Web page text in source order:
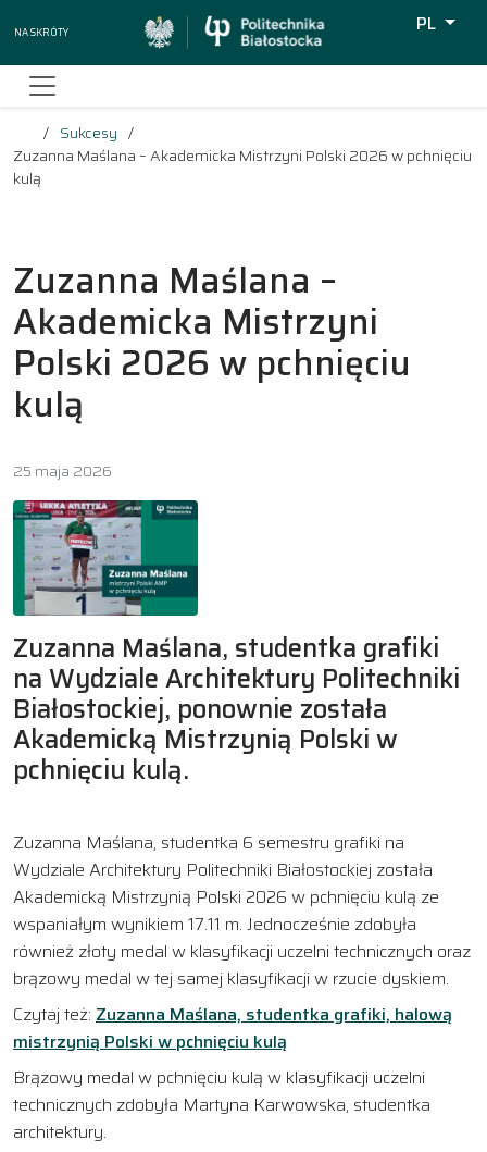
Na skróty
PL
Sukcesy
Zuzanna Maślana – Akademicka Mistrzyni Polski 2026 w pchnięciu
kulą
Zuzanna Maślana –
Akademicka Mistrzyni
Polski 2026 w pchnięciu
kulą
25 maja 2026
Zuzanna Maślana, studentka grafiki
na Wydziale Architektury Politechniki
Białostockiej, ponownie została
Akademicką Mistrzynią Polski w
pchnięciu kulą.
Zuzanna Maślana, studentka 6 semestru grafiki na
Wydziale Architektury Politechniki Białostockiej została
Akademicką Mistrzynią Polski 2026 w pchnięciu kulą ze
wspaniałym wynikiem 17.11 m. Jednocześnie zdobyła
również złoty medal w klasyfikacji uczelni technicznych oraz
brązowy medal w tej samej klasyfikacji w rzucie dyskiem.
Czytaj też: Zuzanna Maślana, studentka grafiki, halową
mistrzynią Polski w pchnięciu kulą
Brązowy medal w pchnięciu kulą w klasyfikacji uczelni
technicznych zdobyła Martyna Karwowska, studentka
architektury.